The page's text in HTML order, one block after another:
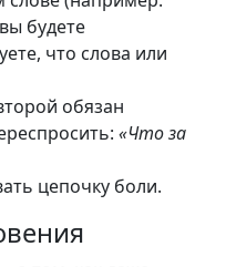
будете
что слова или
обязан
«Что за
цепочку боли.